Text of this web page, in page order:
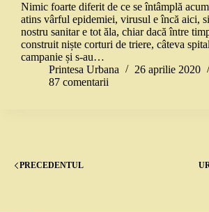
Nimic foarte diferit de ce se întâmplă
atins vârful epidemiei, virusul e încă aici,
nostru sanitar e tot ăla, chiar dacă între
construit niște corturi de triere, câteva
campanie și s-au…
Printesa Urbana
26 aprilie 2020
87 comentarii
PRECEDENTUL